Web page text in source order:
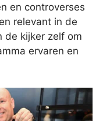
en controverses
relevant in de
de kijker zelf om
ervaren en